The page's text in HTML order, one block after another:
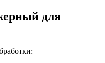
для